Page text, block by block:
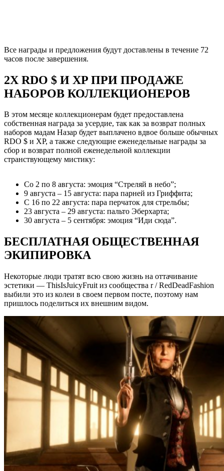
Все награды и предложения будут доставлены в течение 72
часов после завершения.
2X RDO $ И XP ПРИ ПРОДАЖЕ
НАБОРОВ КОЛЛЕКЦИОНЕРОВ
В этом месяце коллекционерам будет предоставлена
собственная награда за усердие, так как за возврат полных
наборов мадам Назар будет выплачено вдвое больше обычных
RDO $ и XP, а также следующие еженедельные награды за
сбор и возврат полной еженедельной коллекции
странствующему мистику:
Со 2 по 8 августа: эмоция “Стреляй в небо”;
9 августа – 15 августа: пара парней из Гриффита;
С 16 по 22 августа: пара перчаток для стрельбы;
23 августа – 29 августа: пальто Эберхарта;
30 августа – 5 сентября: эмоция “Иди сюда”.
БЕСПЛАТНАЯ ОБЩЕСТВЕННАЯ
ЭКИПИРОВКА
Некоторые люди тратят всю свою жизнь на оттачивание
эстетики — ThisIsJuicyFruit из сообщества r / RedDeadFashion
выбили это из колеи в своем первом посте, поэтому нам
пришлось поделиться их внешним видом.